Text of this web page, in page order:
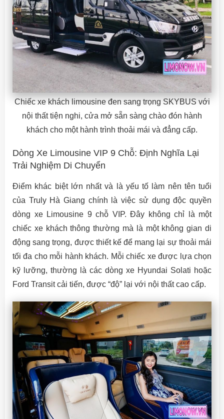
Chiếc xe khách limousine đen sang trọng SKYBUS với
nội thất tiện nghi, cửa mở sẵn sàng chào đón hành
khách cho một hành trình thoải mái và đẳng cấp.
Dòng Xe Limousine VIP 9 Chỗ: Định Nghĩa Lại
Trải Nghiệm Di Chuyển
Điểm khác biệt lớn nhất và là yếu tố làm nên tên tuổi
của Truly Hà Giang chính là việc sử dụng độc quyền
dòng xe Limousine 9 chỗ VIP. Đây không chỉ là một
chiếc xe khách thông thường mà là một không gian di
động sang trọng, được thiết kế để mang lại sự thoải mái
tối đa cho mỗi hành khách. Mỗi chiếc xe được lựa chọn
kỹ lưỡng, thường là các dòng xe Hyundai Solati hoặc
Ford Transit cải tiến, được “độ” lại với nội thất cao cấp.